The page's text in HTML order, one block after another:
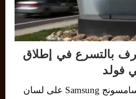
بالتسرع في إطلاق
فولد
مفهوم - اعترفت سامسونج Samsung على لسان